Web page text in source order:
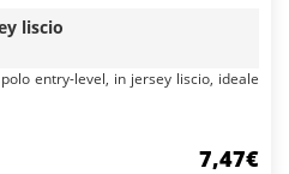
liscio
entry-level, in jersey liscio, ideale
7,47€